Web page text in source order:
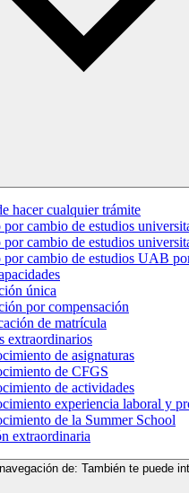
hacer cualquier trámite
por cambio de estudios
por cambio de estudios
por cambio de estudios UAB
única
por compensación
de matrícula
extraordinarios
de asignaturas
de CFGS
de actividades
experiencia laboral y
de la Summer School
extraordinaria
de: También te puede